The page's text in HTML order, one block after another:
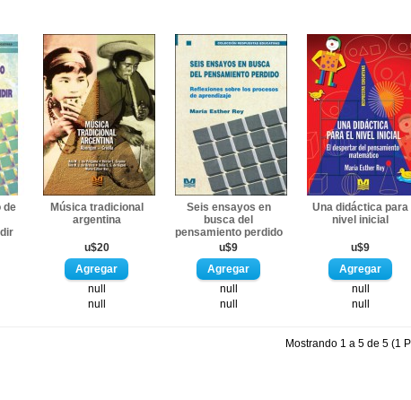
de
Música tradicional
argentina
u$20
null
null
Seis ensayos en
busca del
pensamiento perdido
u$9
null
null
Una didáctica para
nivel inicial
u$9
null
null
Mostrando 1 a 5 de 5 (1